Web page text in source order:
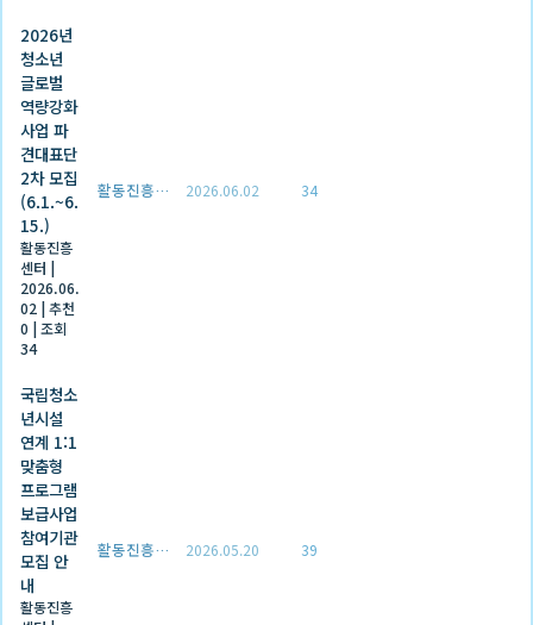
2026년
청소년
글로벌
역량강화
사업 파
견대표단
2차 모집
(6.1.~6.
15.)
활동진흥
센터 |
2026.06.
02 |추천
0 |조회
34
활동진흥센터 2026.06.02 34
국립청소
년시설
연계 1:1
맞춤형
프로그램
보급사업
참여기관
모집 안
내
활동진흥
활동진흥센터 2026.05.20 39